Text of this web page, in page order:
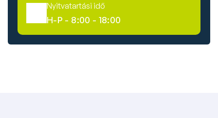
Nyitvatartási idő
H-P - 8:00 - 18:00